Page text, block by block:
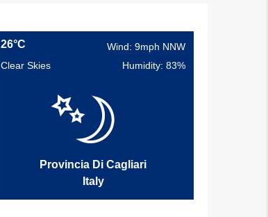
26°C
Wind: 9mph NNW
Clear Skies
Humidity: 83%
Provincia Di Cagliari
Italy